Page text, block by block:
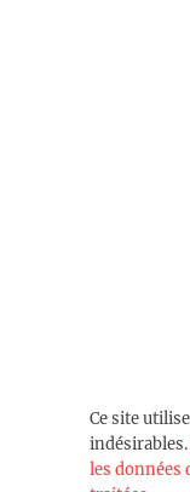
Ce site
indésirables.
les données